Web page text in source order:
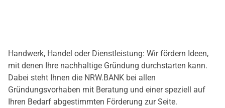
Handwerk, Handel oder Dienstleistung: Wir fördern Ideen,
mit denen Ihre nachhaltige Gründung durchstarten kann.
Dabei steht Ihnen die NRW.BANK bei allen
Gründungsvorhaben mit Beratung und einer speziell auf
Ihren Bedarf abgestimmten Förderung zur Seite.